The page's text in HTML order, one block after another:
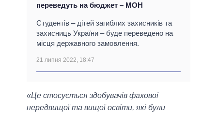
переведуть на бюджет – МОН
Студентів – дітей загиблих захисників та
захисниць України – буде переведено на
місця державного замовлення.
21 липня 2022, 18:47
«Це стосується здобувачів фахової
передвищої та вищої освіти, які були